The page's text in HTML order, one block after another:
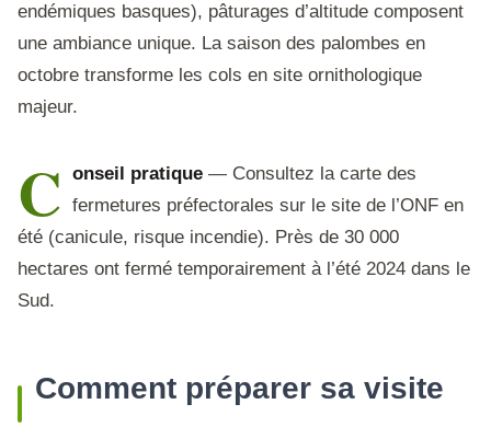
endémiques basques), pâturages d’altitude composent
une ambiance unique. La saison des palombes en
octobre transforme les cols en site ornithologique
majeur.
C onseil pratique— Consultez la carte des
fermetures préfectorales sur le site de l’ONF en
été (canicule, risque incendie). Près de 30 000
hectares ont fermé temporairement à l’été 2024 dans le
Sud.
Comment préparer sa visite